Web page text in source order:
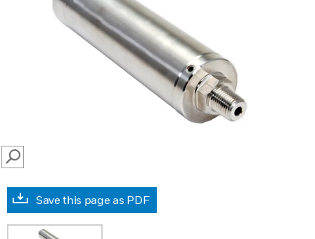
SEARCH
Save this page as PDF